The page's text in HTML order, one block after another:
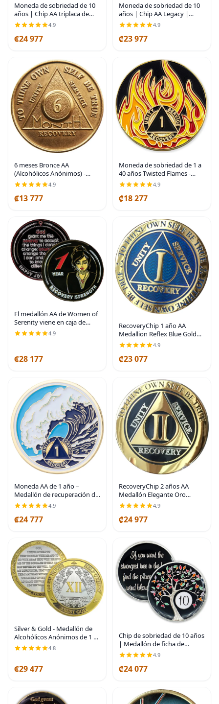
Moneda de sobriedad de 10
años | Chip AA triplaca de
una mujer sobria | Regalo de
recuperación de fichas de
aniversario que brilla en la
4.9
₡24 977
Moneda de sobriedad de 10
años | Chip AA Legacy |
Ficha de aniversario de
recuperación de triplaca
gruesa (Aqua) | Legacy
4.9
₡23 977
6 meses Bronce AA
(Alcohólicos Anónimos) -
Sobriedad/Cumpleaños/Aniversario/Recuperación/Medallón/
4.9
₡13 777
Moneda de sobriedad de 1 a
40 años Twisted Flames -
Fichas AA y medallones
chapados en oro - Moneda
de sobriedad de 1 año -
4.9
₡18 277
El medallón AA de Women of
Serenity viene en caja de
regalo roja de 1 a 50 años
4.9
₡28 177
RecoveryChip 1 año AA
Medallion Reflex Blue Gold
Plated Chip4.9
₡23 077
Moneda AA de 1 año –
Medallón de recuperación de
ondas estrelladas de Sobriety
4.9
₡24 777
RecoveryChip 2 años AA
Medallón Elegante Oro
Negro Plata Bi-Plated
4.9
₡24 977
Silver & Gold - Medallón de
Alcohólicos Anónimos de 1 a
60 años (10 años (X)) Cápsula
AA incluida
4.8
₡29 477
Chip de sobriedad de 10 años
| Medallón de ficha de
moneda AA del árbol de la
vida con aniversario de
recuperación que brilla en la
4.9
₡24 077